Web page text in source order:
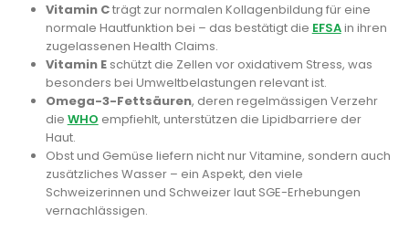
Vitamin Cträgt zur normalen Kollagenbildung für eine
normale Hautfunktion bei – das bestätigt die EFSAin ihren
zugelassenen Health Claims.
Vitamin Eschützt die Zellen vor oxidativem Stress, was
besonders bei Umweltbelastungen relevant ist.
Omega-3-Fettsäuren, deren regelmässigen Verzehr
die WHO empfiehlt, unterstützen die Lipidbarriere der
Haut.
Obst und Gemüse liefern nicht nur Vitamine, sondern auch
zusätzliches Wasser – ein Aspekt, den viele
Schweizerinnen und Schweizer laut SGE-Erhebungen
vernachlässigen.